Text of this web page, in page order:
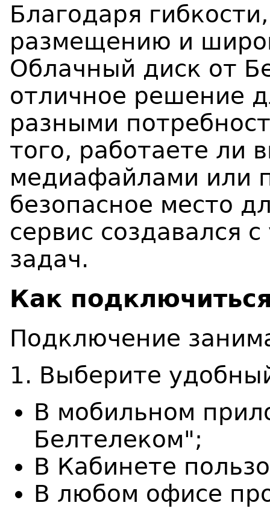
Благодаря
размещению и
Облачный диск от
отличное решение
разными
того, работаете ли
медиафайлами или
безопасное место
сервис создавался
задач.
Как
Подключение
1. Выберите
В мобильном
Белтелеком";
В Кабинете
В любом офисе